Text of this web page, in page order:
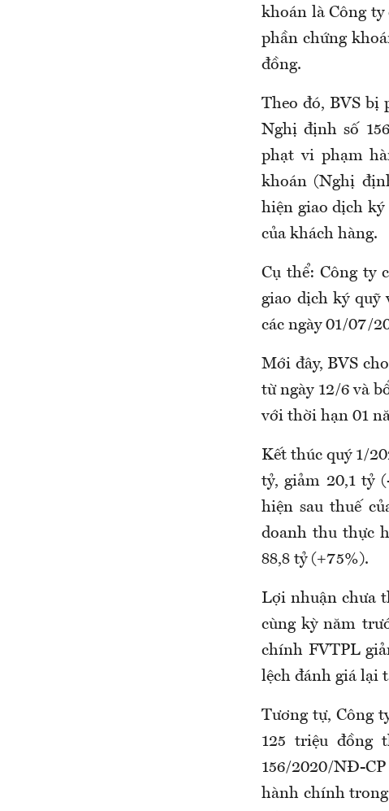
khoán là Công
phần chứng
đồng.
Theo đó, BVS bị
Nghị định số
phạt vi phạm
khoán (Nghị
hiện giao dịch ký
của khách hàng.
Cụ thể: Công ty
giao dịch ký quỹ
các ngày 01/07/
Mới đây, BVS
từ ngày 12/6 và
với thời hạn 01
Kết thúc quý 1/
tỷ, giảm 20,1 tỷ
hiện sau thuế
doanh thu thực
88,8 tỷ (+75%).
Lợi nhuận chưa
cùng kỳ năm
chính FVTPL
lệch đánh giá lại
Tương tự, Công
125 triệu đồng
156/2020/NĐ-
hành chính